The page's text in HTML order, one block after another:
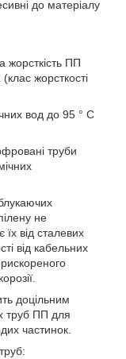
до матеріалу
жорсткість ПП
жорсткості
вод до 95 ° С
труби
блукаючих
не
їх від сталевих
від кабельних
доцільним
труб ПП для
частинок.